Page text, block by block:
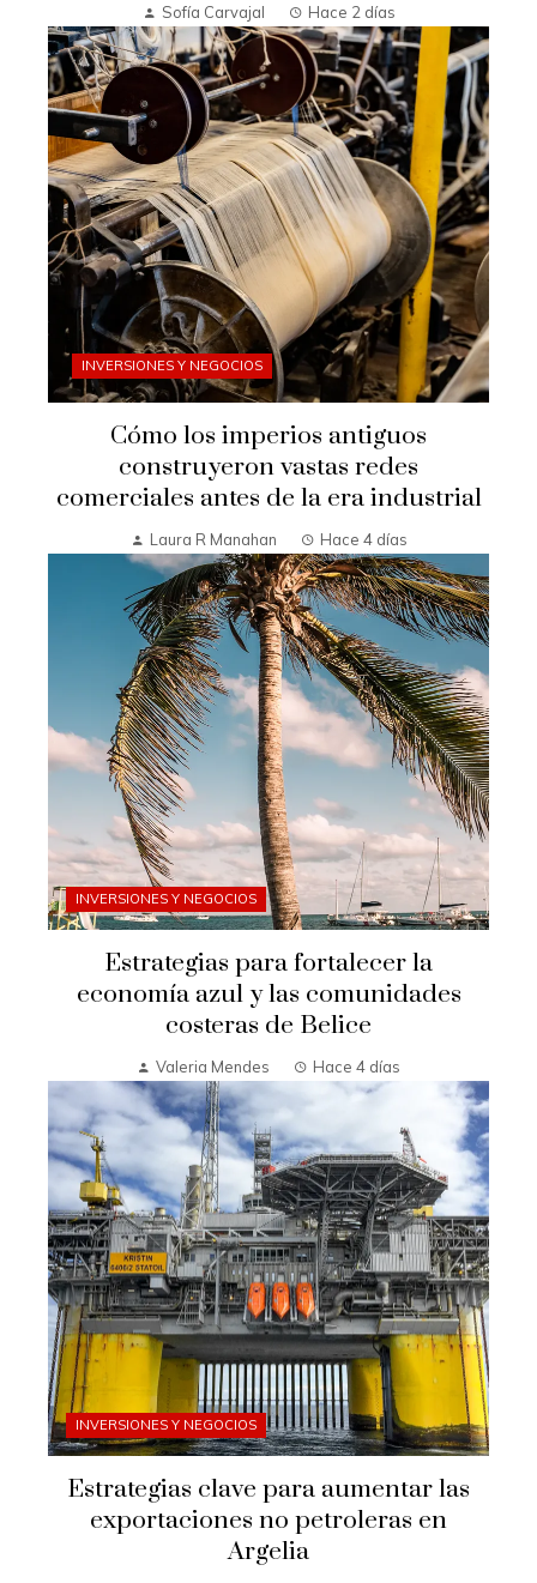
Sofía Carvajal Hace 2 días
INVERSIONES Y NEGOCIOS
Cómo los imperios antiguos
construyeron vastas redes
comerciales antes de la era industrial
Laura R Manahan Hace 4 días
INVERSIONES Y NEGOCIOS
Estrategias para fortalecer la
economía azul y las comunidades
costeras de Belice
Valeria Mendes Hace 4 días
INVERSIONES Y NEGOCIOS
Estrategias clave para aumentar las
exportaciones no petroleras en
Argelia